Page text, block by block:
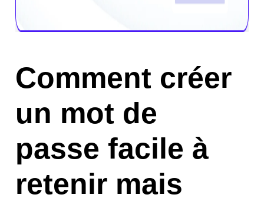
Comment créer
un mot de
passe facile à
retenir mais